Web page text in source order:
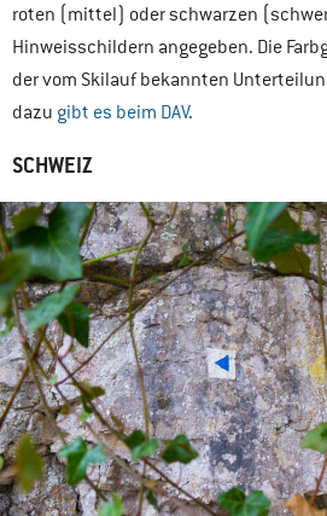
roten (mittel) oder schwarzen
Hinweisschildern angegeben. Die
der vom Skilauf bekannten
dazu gibt es beim DAV.
SCHWEIZ